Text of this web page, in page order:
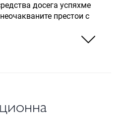
досега успяхме
престои с